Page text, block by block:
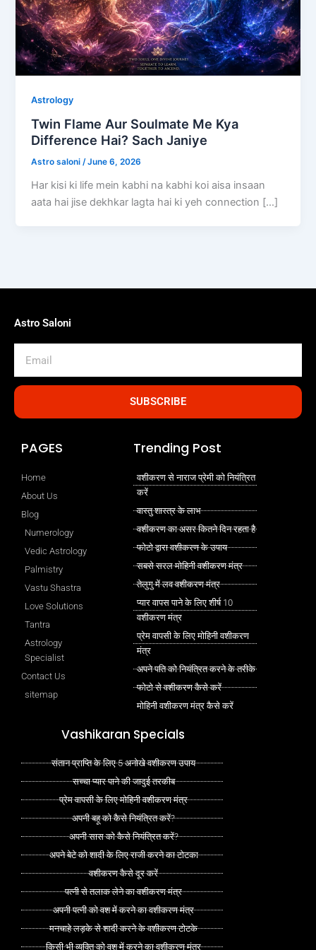
Astrology
Twin Flame Aur Soulmate Me Kya
Difference Hai? Sach Janiye
Astro saloni/June 6, 2026
Har kisi ki life mein kabhi na kabhi koi aisa insaan
aata hai jise dekhkar lagta hai ki yeh connection […]
Astro Saloni
SUBSCRIBE
PAGES
Home
About Us
Blog
Numerology
Vedic Astrology
Palmistry
Vastu Shastra
Love Solutions
Tantra
Astrology
Specialist
Contact Us
sitemap
Trending Post
वशीकरण से नाराज प्रेमी को नियंत्रित
करें
वास्तु शास्त्र के लाभ
वशीकरण का असर कितने दिन रहता है
फोटो द्वारा वशीकरण के उपाय
सबसे सरल मोहिनी वशीकरण मंत्र
तेलुगु में लव वशीकरण मंत्र
प्यार वापस पाने के लिए शीर्ष 10
वशीकरण मंत्र
प्रेम वापसी के लिए मोहिनी वशीकरण
मंत्र
अपने पति को नियंत्रित करने के तरीके
फोटो से वशीकरण कैसे करें
मोहिनी वशीकरण मंत्र कैसे करें
Vashikaran Specials
संतान प्राप्ति के लिए 5 अनोखे वशीकरण उपाय
सच्चा प्यार पाने की जादुई तरकीब
प्रेम वापसी के लिए मोहिनी वशीकरण मंत्र
अपनी बहू को कैसे नियंत्रित करें?
अपनी सास को कैसे नियंत्रित करें?
अपने बेटे को शादी के लिए राजी करने का टोटका
वशीकरण कैसे दूर करें
पत्नी से तलाक लेने का वशीकरण मंत्र
अपनी पत्नी को वश में करने का वशीकरण मंत्र
मनचाहे लड़के से शादी करने के वशीकरण टोटके
किसी भी व्यक्ति को वश में करने का वशीकरण मंत्र